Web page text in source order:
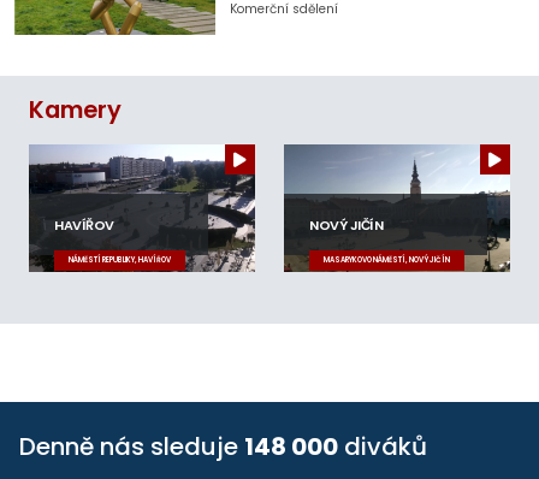
Komerční sdělení
Kamery
HAVÍŘOV
NÁMĚSTÍ REPUBLIKY, HAVÍŘOV
NOVÝ JIČÍN
MASARYKOVO NÁMĚSTÍ, NOVÝ JIČÍN
Denně nás sleduje 148 000 diváků